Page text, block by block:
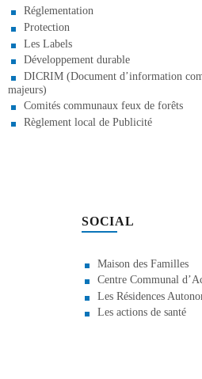
Réglementation
Protection
Les Labels
Développement durable
DICRIM (Document d’information
majeurs)
Comités communaux feux de forêts
Règlement local de Publicité
SOCIAL
Maison des Familles
Centre Communal
Les Résidences
Les actions de santé